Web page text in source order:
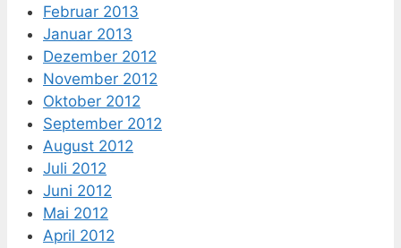
Februar 2013
Januar 2013
Dezember 2012
November 2012
Oktober 2012
September 2012
August 2012
Juli 2012
Juni 2012
Mai 2012
April 2012